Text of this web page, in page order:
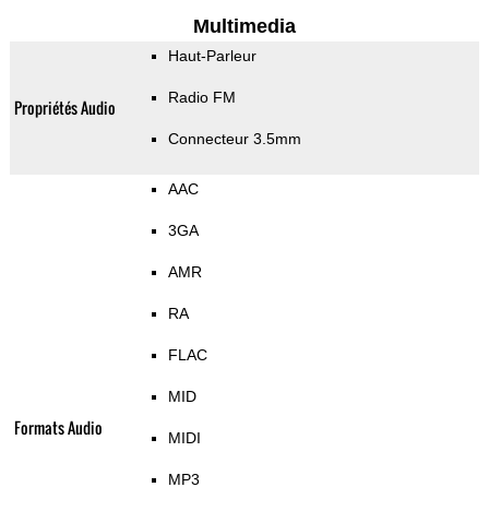
Multimedia
Propriétés Audio
Haut-Parleur
Radio FM
Connecteur 3.5mm
Formats Audio
AAC
3GA
AMR
RA
FLAC
MID
MIDI
MP3